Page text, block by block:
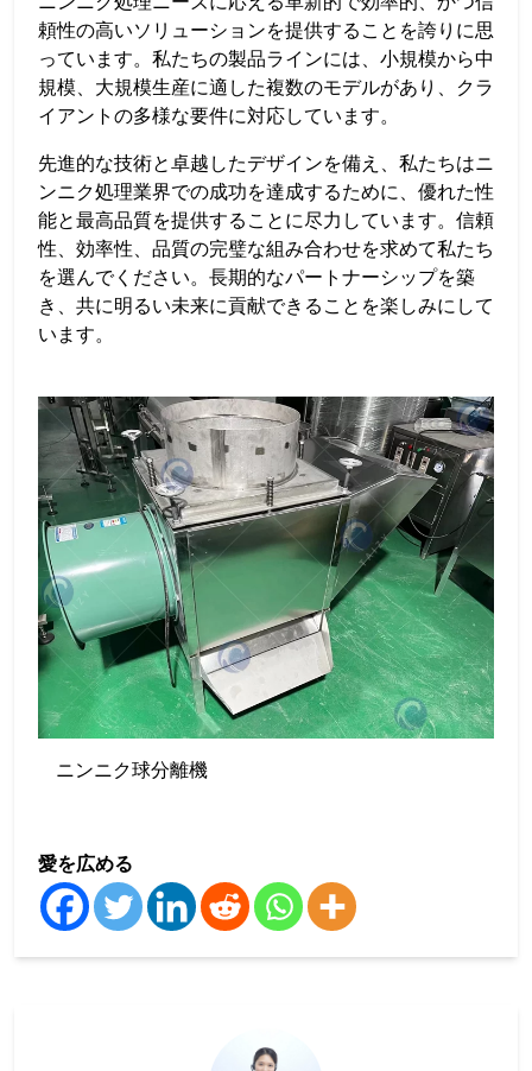
頼性の高いソリューションを提供することを誇りに思
っています。私たちの製品ラインには、小規模から中
規模、大規模生産に適した複数のモデルがあり、クラ
イアントの多様な要件に対応しています。
先進的な技術と卓越したデザインを備え、私たちはニ
ンニク処理業界での成功を達成するために、優れた性
能と最高品質を提供することに尽力しています。信頼
性、効率性、品質の完璧な組み合わせを求めて私たち
を選んでください。長期的なパートナーシップを築
き、共に明るい未来に貢献できることを楽しみにして
います。
ニンニク球分離機
愛を広める